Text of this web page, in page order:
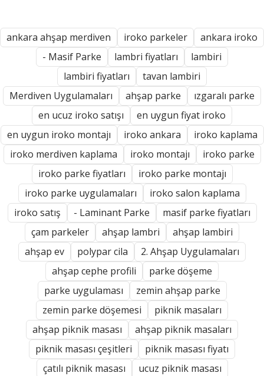
ankara ahşap merdiven iroko parkeler
ankara iroko
- Masif Parke
lambri fiyatları
lambiri
lambiri fiyatları
tavan lambiri
Merdiven Uygulamaları
ahşap parke
ızgaralı parke
en ucuz iroko satışı
en uygun fiyat iroko
en uygun iroko montajı
iroko ankara
iroko kaplama
iroko merdiven kaplama
iroko montajı
iroko parke
iroko parke fiyatları
iroko parke montajı
iroko parke uygulamaları
iroko salon kaplama
iroko satış
- Laminant Parke
masif parke fiyatları
çam parkeler
ahşap lambri
ahşap lambiri
ahşap ev
polypar cila
2. Ahşap Uygulamaları
ahşap cephe profili
parke döşeme
parke uygulaması
zemin ahşap parke
zemin parke döşemesi
piknik masaları
ahşap piknik masası
ahşap piknik masaları
piknik masası çeşitleri
piknik masası fiyatı
çatılı piknik masası
ucuz piknik masası